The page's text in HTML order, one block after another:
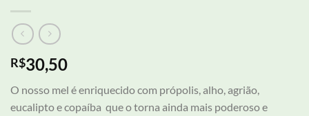
R$30,50
O nosso mel é enriquecido com própolis, alho, agrião,
eucalipto e copaíba que o torna ainda mais poderoso e